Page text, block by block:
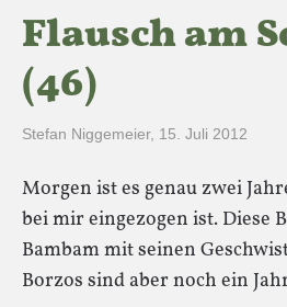
Flausch am
(46)
Stefan Niggemeier, 15. Juli 2012
Morgen ist es genau zwei
bei mir eingezogen ist. Diese
Bambam mit seinen
Borzos sind aber noch ein